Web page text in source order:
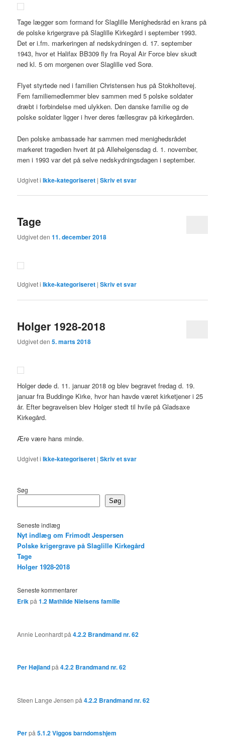
Tage lægger som formand for Slaglille Menighedsråd en krans på
de polske krigergrave på Slaglille Kirkegård i september 1993.
Det er i.fm. markeringen af nedskydningen d. 17. september
1943, hvor et Halifax BB309 fly fra Royal Air Force blev skudt
ned kl. 5 om morgenen over Slaglille ved Sorø.
Flyet styrtede ned i familien Christensen hus på Stokholtevej.
Fem familiemedlemmer blev sammen med 5 polske soldater
dræbt i forbindelse med ulykken. Den danske familie og de
polske soldater ligger i hver deres fællesgrav på kirkegården.
Den polske ambassade har sammen med menighedsrådet
markeret tragedien hvert åt på Allehelgensdag d. 1. november,
men i 1993 var det på selve nedskydningsdagen i september.
Udgivet i Ikke-kategoriseret |Skriv et svar
Tage
Udgivet den11. december 2018
Udgivet i Ikke-kategoriseret |Skriv et svar
Holger 1928-2018
Udgivet den5. marts 2018
Holger døde d. 11. januar 2018 og blev begravet fredag d. 19.
januar fra Buddinge Kirke, hvor han havde været kirketjener i 25
år. Efter begravelsen blev Holger stedt til hvile på Gladsaxe
Kirkegård.
Ære være hans minde.
Udgivet i Ikke-kategoriseret |Skriv et svar
Søg
Søg
Seneste indlæg
Nyt indlæg om Frimodt Jespersen
Polske krigergrave på Slaglille Kirkegård
Tage
Holger 1928-2018
Seneste kommentarer
Erikpå1.2 Mathilde Nielsens familie
Annie Leonhardtpå4.2.2 Brandmand nr. 62
Per Højlandpå4.2.2 Brandmand nr. 62
Steen Lange Jensen på4.2.2 Brandmand nr. 62
Perpå5.1.2 Viggos barndomshjem